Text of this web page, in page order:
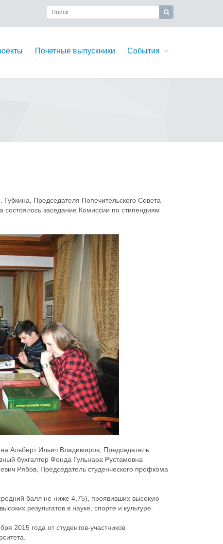
Почетные выпускники События
Председателя Попечительского Совета
заседание Комиссии по стипендиям
Альберт Ильич Владимиров, Председатель
бухгалтер Фонда Гульнара Рустамовна
Рябов, Председатель студенческого профкома
балл не ниже 4,75), проявивших высокую
результатов в науке, спорте и культуре.
2015 года от студентов-участников